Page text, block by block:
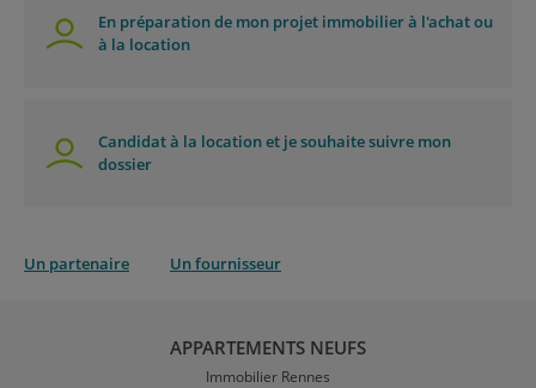
En préparation de mon projet immobilier à l'achat ou
à la location
Candidat à la location et je souhaite suivre mon
dossier
Un partenaire Un fournisseur
APPARTEMENTS NEUFS
Immobilier Rennes